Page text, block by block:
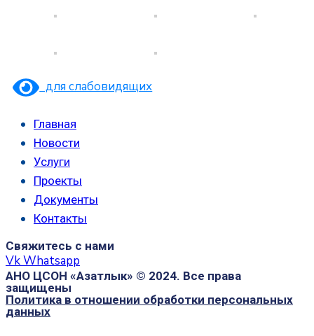
для слабовидящих
Главная
Новости
Услуги
Проекты
Документы
Контакты
Свяжитесь с нами
VkWhatsapp
АНО ЦСОН «Азатлык» © 2024. Все права
защищены
Политика в отношении обработки персональных
данных